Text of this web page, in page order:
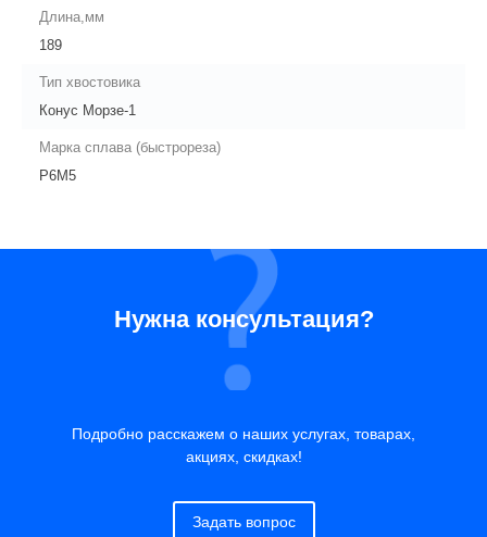
Длина,мм
189
Тип хвостовика
Конус Морзе-1
Марка сплава (быстрореза)
Р6М5
Нужна консультация?
Подробно расскажем о наших услугах, товарах,
акциях, скидках!
Задать вопрос